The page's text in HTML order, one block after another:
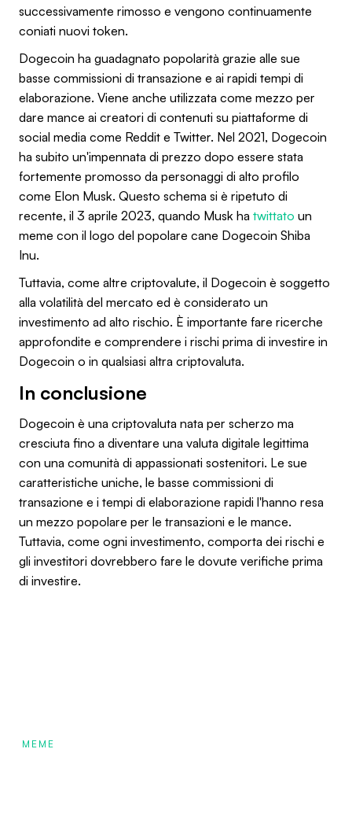
successivamente rimosso e vengono continuamente
coniati nuovi token.
Dogecoin ha guadagnato popolarità grazie alle sue
basse commissioni di transazione e ai rapidi tempi di
elaborazione. Viene anche utilizzata come mezzo per
dare mance ai creatori di contenuti su piattaforme di
social media come Reddit e Twitter. Nel 2021, Dogecoin
ha subito un'impennata di prezzo dopo essere stata
fortemente promosso da personaggi di alto profilo
come Elon Musk. Questo schema si è ripetuto di
recente, il 3 aprile 2023, quando Musk ha twittato un
meme con il logo del popolare cane Dogecoin Shiba
Inu.
Tuttavia, come altre criptovalute, il Dogecoin è soggetto
alla volatilità del mercato ed è considerato un
investimento ad alto rischio. È importante fare ricerche
approfondite e comprendere i rischi prima di investire in
Dogecoin o in qualsiasi altra criptovaluta.
In conclusione
Dogecoin è una criptovaluta nata per scherzo ma
cresciuta fino a diventare una valuta digitale legittima
con una comunità di appassionati sostenitori. Le sue
caratteristiche uniche, le basse commissioni di
transazione e i tempi di elaborazione rapidi l'hanno resa
un mezzo popolare per le transazioni e le mance.
Tuttavia, come ogni investimento, comporta dei rischi e
gli investitori dovrebbero fare le dovute verifiche prima
di investire.
MEME